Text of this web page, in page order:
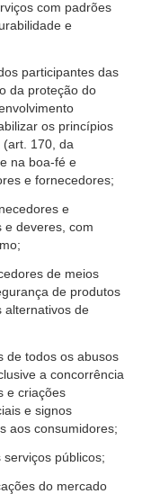
com padrões
e
participantes das
da proteção do
os princípios
(art. 170, da
na boa-fé e
e fornecedores;
e
e deveres, com
de meios
de produtos
alternativos de
de todos os abusos
a concorrência
e criações
e signos
aos consumidores;
públicos;
do mercado